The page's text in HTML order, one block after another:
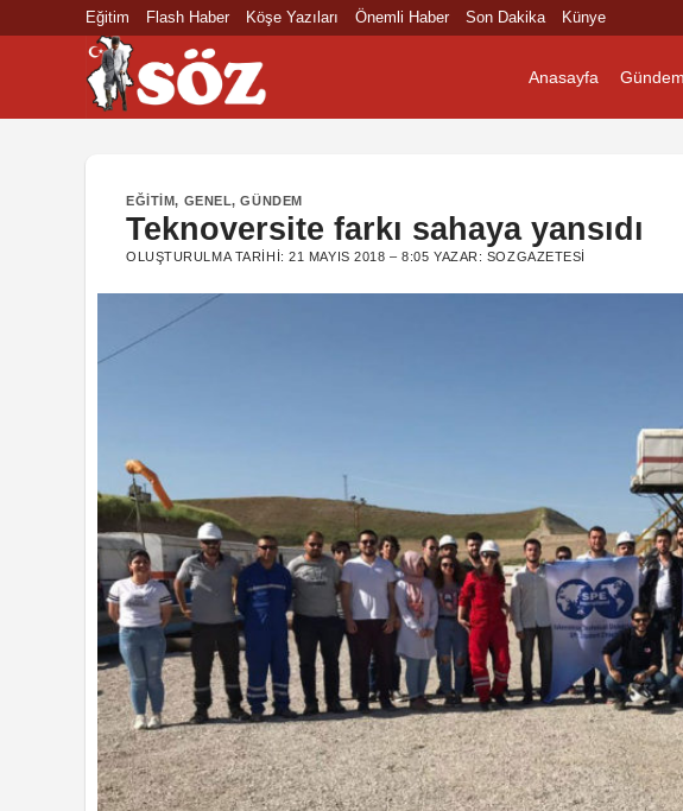
Eğitim Flash Haber Köşe Yazıları Önemli Haber Son Dakika Künye
Anasayfa Gündem
EĞITIM, GENEL,GÜNDEM
Teknoversite farkı sahaya yansıdı
OLUŞTURULMA TARIHI:21 MAYIS 2018 – 8:05 YAZAR: SOZGAZETESI